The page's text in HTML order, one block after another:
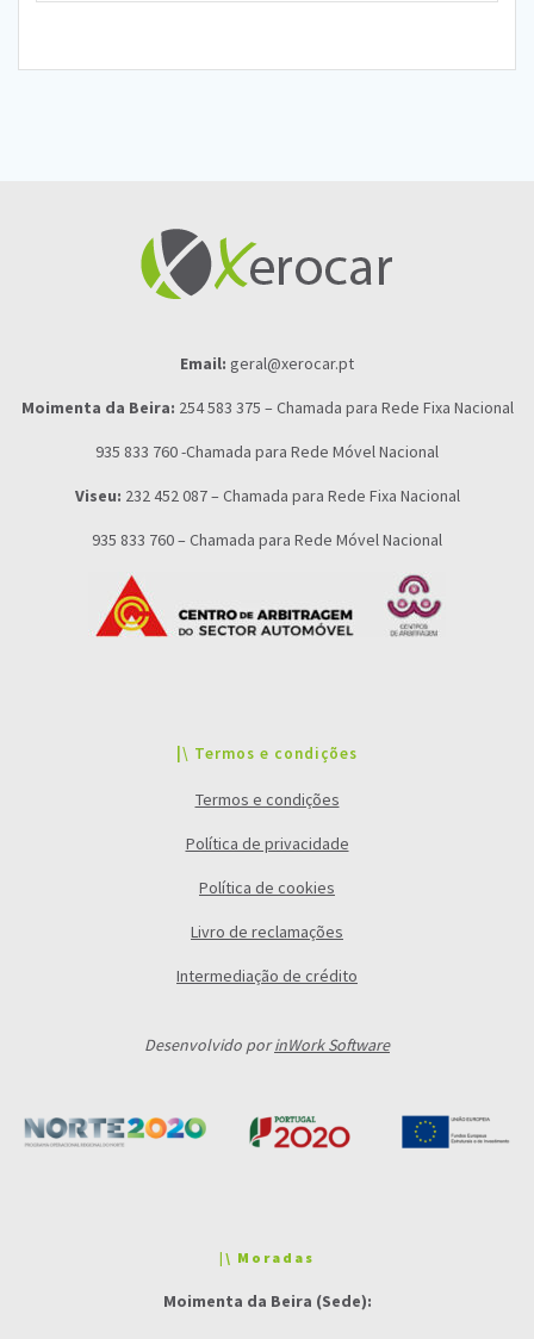
Email: geral@xerocar.pt
Moimenta da Beira: 254 583 375 – Chamada para Rede Fixa Nacional
935 833 760 -Chamada para Rede Móvel Nacional
Viseu: 232 452 087 – Chamada para Rede Fixa Nacional
935 833 760 – Chamada para Rede Móvel Nacional
|\ Termos e condições
Termos e condições
Política de privacidade
Política de cookies
Livro de reclamações
Intermediação de crédito
Desenvolvido porinWork Software
|\ Moradas
Moimenta da Beira (Sede):